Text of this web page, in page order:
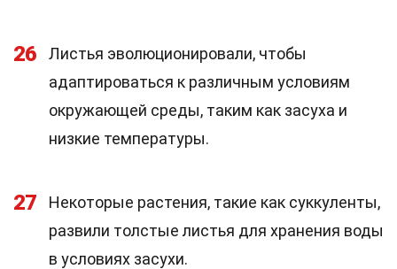
26
Листья эволюционировали, чтобы
адаптироваться к различным условиям
окружающей среды, таким как засуха и
низкие температуры.
27
Некоторые растения, такие как суккуленты,
развили толстые листья для хранения воды
в условиях засухи.